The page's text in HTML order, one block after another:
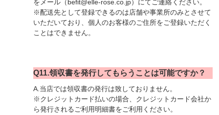
をメール（befit@elle-rose.co.jp）にてご連絡ください。
※配送先として登録できるのは店舗や事業所のみとさせて
いただいており、個人のお客様のご住所をご登録いただく
ことはできません。
Q11.領収書を発行してもらうことは可能ですか？
A.当店では領収書の発行は致しておりません。
※クレジットカード払いの場合、クレジットカード会社か
ら発行されるご利用明細書をご利用ください。